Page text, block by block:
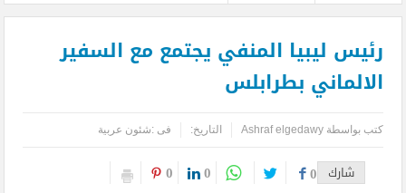
رئيس ليبيا المنفي يجتمع مع السفير
الالماني بطرابلس
كتب بواسطةAshraf elgedawy التاريخ: فى :شئون عربية
شارك 0
0
0